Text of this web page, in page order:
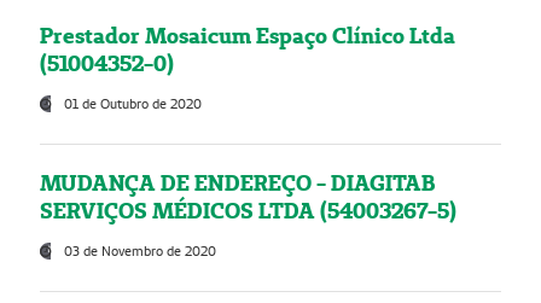
Prestador Mosaicum Espaço Clínico Ltda
(51004352-0)
01 de Outubro de 2020
MUDANÇA DE ENDEREÇO - DIAGITAB
SERVIÇOS MÉDICOS LTDA (54003267-5)
03 de Novembro de 2020